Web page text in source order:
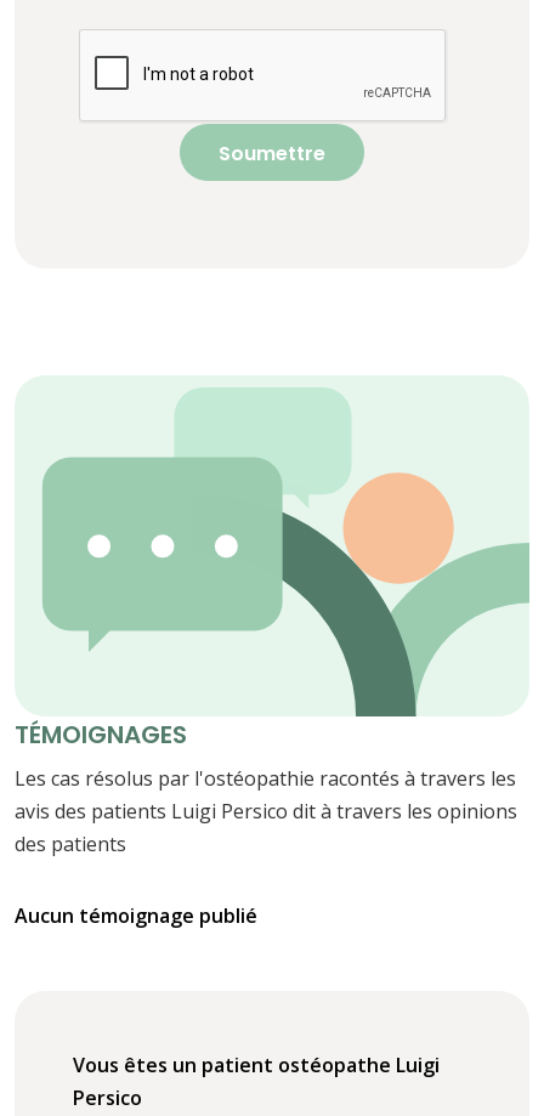
Soumettre
TÉMOIGNAGES
Les cas résolus par l'ostéopathie racontés à travers les
avis des patients Luigi Persico dit à travers les opinions
des patients
Aucun témoignage publié
Vous êtes un patient ostéopathe Luigi
Persico